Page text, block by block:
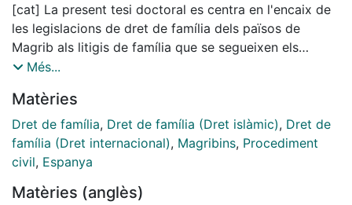
[cat] La present tesi doctoral es centra en l'encaix de
les legislacions de dret de família dels països de
Magrib als litigis de família que se segueixen els
tribunals espanyols.Malgrat referir-se als magribins el
i Tunísia. Es delimita a aquests països per una qüestió
de presència a Espanya, essent els marroquins el grup
amb més població que hi ha i també perquè aquests
tres països permeten veure la diferent evolució de les
tancades fins a les més obertes com la tunisiana,
Més...
Matèries
Dret de família, Dret de família (Dret islàmic), Dret de
família (Dret internacional), Magribins, Procediment
civil, Espanya
Matèries (anglès)